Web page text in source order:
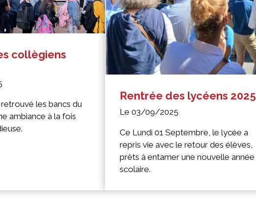
collègiens
les bancs du
ambiance à la fois
Rentrée des lycéens 2025
Le 03/09/2025
Ce Lundi 01 Septembre, le lycée a
repris vie avec le retour des élèves,
prêts à entamer une nouvelle année
scolaire.